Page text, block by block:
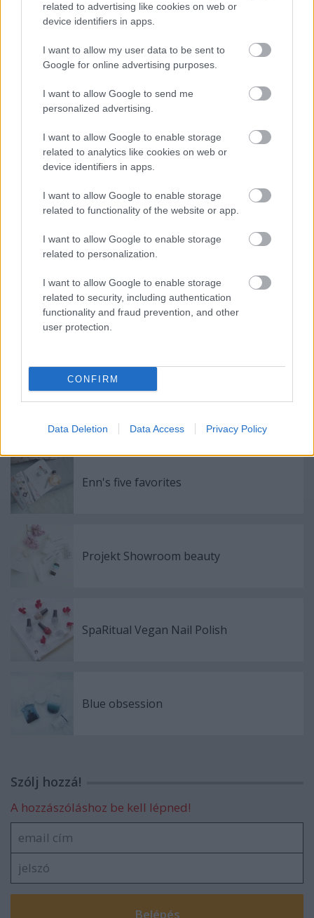
related to advertising like cookies on web or
device identifiers in apps.
I want to allow my user data to be sent to
Google for online advertising purposes.
I want to allow Google to send me
personalized advertising.
I want to allow Google to enable storage
related to analytics like cookies on web or
device identifiers in apps.
I want to allow Google to enable storage
related to functionality of the website or app.
I want to allow Google to enable storage
related to personalization.
I want to allow Google to enable storage
related to security, including authentication
functionality and fraud prevention, and other
user protection.
CONFIRM
Data Deletion Data Access Privacy Policy
Fotók: Enn
cleanser tiszítás sampar antipodes
Enn's five favorites
Projekt Showroom beauty
SpaRitual Vegan Nail Polish
Blue obsession
Szólj hozzá!
A hozzászóláshoz be kell lépned!